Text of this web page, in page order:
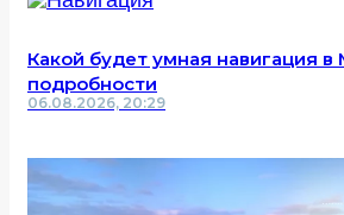
Какой будет умная навигация в
подробности
06.08.2026, 20:29